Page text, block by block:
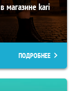
магазине kari
ПОДРОБНЕЕ